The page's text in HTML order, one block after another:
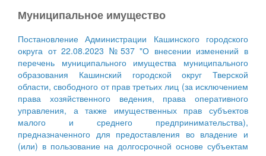
Муниципальное имущество
Постановление Администрации Кашинского городского
округа от 22.08.2023 №537 "О внесении изменений в
перечень муниципального имущества муниципального
образования Кашинский городской округ Тверской
области, свободного от прав третьих лиц (за исключением
права хозяйственного ведения, права оперативного
управления, а также имущественных прав субъектов
малого и среднего предпринимательства),
предназначенного для предоставления во владение и
(или) в пользование на долгосрочной основе субъектам